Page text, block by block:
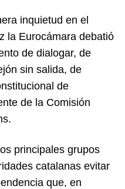
inquietud en el
la Eurocámara debatió
de dialogar, de
sin salida, de
de
de la Comisión
principales grupos
catalanas evitar
que, en